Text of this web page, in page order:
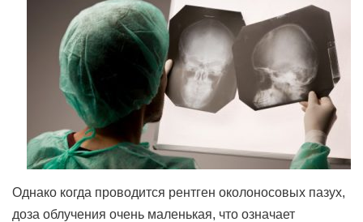
Однако когда проводится рентген околоносовых пазух,
доза облучения очень маленькая, что означает